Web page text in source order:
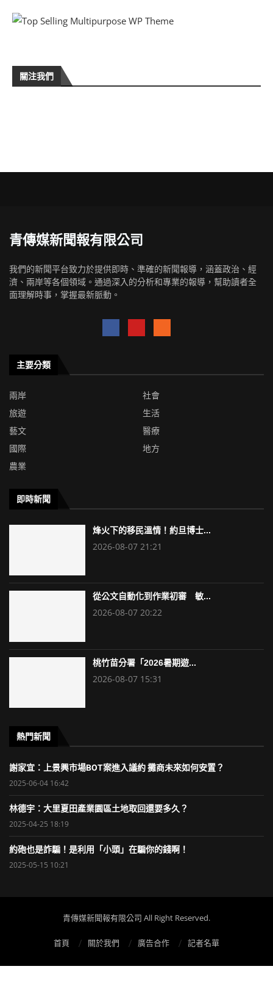
關注我們
青傳媒新聞報有限公司
我們的新聞平台致力於提供即時、準確的新聞報導，涵蓋政治、經
濟、兩岸等各個領域。通過深入的分析和專業的報導，幫助讀者全
面理解時事，掌握最新脈動。
主要分類
兩岸
社會
旅遊
生活
藝文
醫療
國際
地方
農業
即時新聞
烽火下的移民溫情！約旦博士...
2026-08-07 21:21
從公文自動化到作業初審 敏...
2026-08-07 20:22
桃竹苗分署「2026暑期遊...
2026-08-07 15:31
熱門新聞
謝家宜：上景興市場BOT案進入議約 攤商未來如何安置？
2025-06-04 16:42
林德宇：大里夏田產業園區土地取回還要多久？
2025-04-25 18:19
約砲也是詐騙！是利用「小頭」在騙你的錢啊！
2025-05-15 10:21
青傳媒新聞報有限公司 All Right Reserved.
首頁 關於我們 廣告合作 記者名單